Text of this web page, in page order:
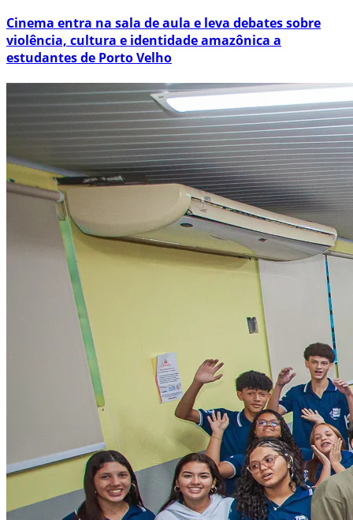
Cinema entra na sala de aula e leva debates sobre
violência, cultura e identidade amazônica a
estudantes de Porto Velho